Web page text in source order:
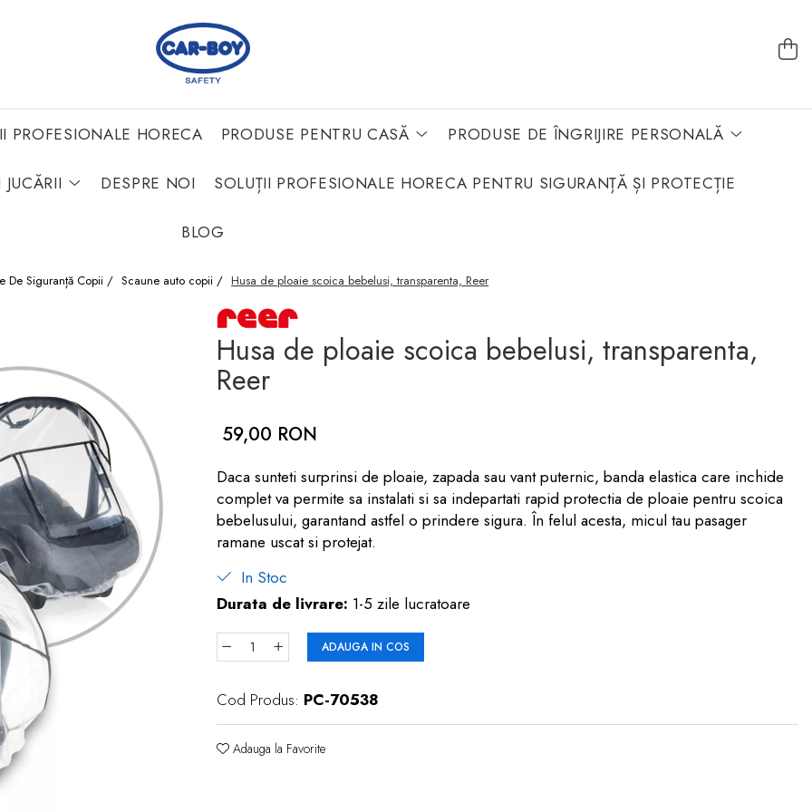
PROFESIONALE HORECA PRODUSE PENTRU CASĂ PRODUSE DE ÎNGRIJIRE PERSONALĂ
JUCĂRII DESPRE NOI SOLUȚII PROFESIONALE HORECA PENTRU SIGURANȚĂ ȘI PROTECȚIE
BLOG
De Siguranță Copii / Scaune auto copii / Husa de ploaie scoica bebelusi, transparenta, Reer
Husa de ploaie scoica bebelusi, transparenta,
Reer
59,00 RON
Daca sunteti surprinsi de ploaie, zapada sau vant puternic, banda elastica care inchide
complet va permite sa instalati si sa indepartati rapid protectia de ploaie pentru scoica
bebelusului, garantand astfel o prindere sigura. În felul acesta, micul tau pasager
ramane uscat si protejat.
In Stoc
Durata de livrare: 1-5 zile lucratoare
ADAUGA IN COS
Cod Produs: PC-70538
Adauga la Favorite